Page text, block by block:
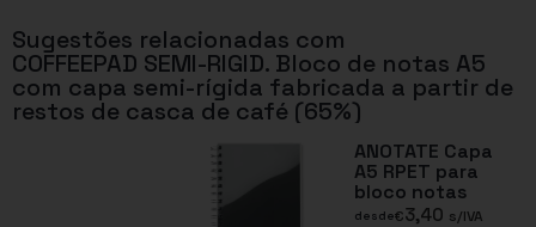
Sugestões relacionadas com
COFFEEPAD SEMI-RIGID. Bloco de notas A5
com capa semi-rígida fabricada a partir de
restos de casca de café (65%)
ANOTATE Capa
A5 RPET para
bloco notas
desde€3,40 s/IVA